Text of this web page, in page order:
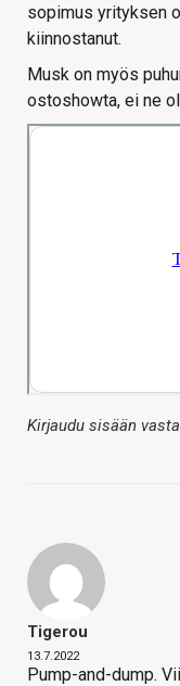
sopimus yrityksen
kiinnostanut.
Musk on myös
ostoshowta, ei ne
Kirjaudu sisään
Tigerou
13.7.2022
Pump-and-dump.